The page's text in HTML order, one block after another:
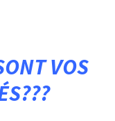
VOS